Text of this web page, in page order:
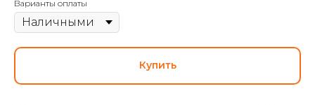
Варианты оплаты
Купить